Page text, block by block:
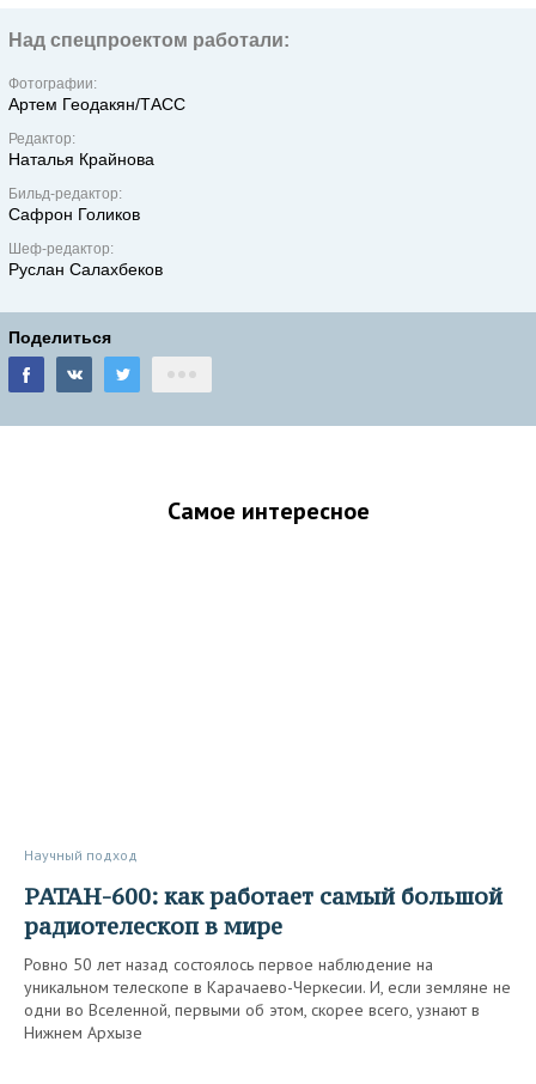
Над спецпроектом работали:
Фотографии:
Артем Геодакян/ТАСС
Редактор:
Наталья Крайнова
Бильд-редактор:
Сафрон Голиков
Шеф-редактор:
Руслан Салахбеков
Поделиться
Самое интересное
Научный подход
РАТАН-600: как работает самый большой
радиотелескоп в мире
Ровно 50 лет назад состоялось первое наблюдение на
уникальном телескопе в Карачаево-Черкесии. И, если земляне не
одни во Вселенной, первыми об этом, скорее всего, узнают в
Нижнем Архызе